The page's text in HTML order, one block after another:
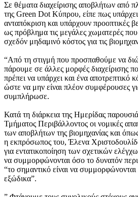
Σε θέματα διαχείρισης αποβλήτων από
της Green Dot Κύπρου, είπε πως
ανταπόκριση και υπάρχουν προοπτικές
ως πρόβλημα τις μεγάλες χωματερές
σχεδόν μηδαμινό κόστος για τις
“Από τη στιγμή που προσπαθούμε να
πάρουμε σε άλλες μορφές διαχείρισης
πρέπει να υπάρχει και ένα αποτρεπτικό
ώστε να μην είναι πλέον συμφέρουσες για
συμπλήρωσε.
Κατά τη διάρκεια της Ημερίδας
Τμήματος Περιβάλλοντος οι νομικές
των αποβλήτων της βιομηχανίας και
η εκπρόσωπος του, Έλενα
για εντατικοποίηση των σχετικών
να συμμορφώνονται όσο το δυνατόν
“το σημαντικό είναι να συμμορφώνονται
εξώδικα”.